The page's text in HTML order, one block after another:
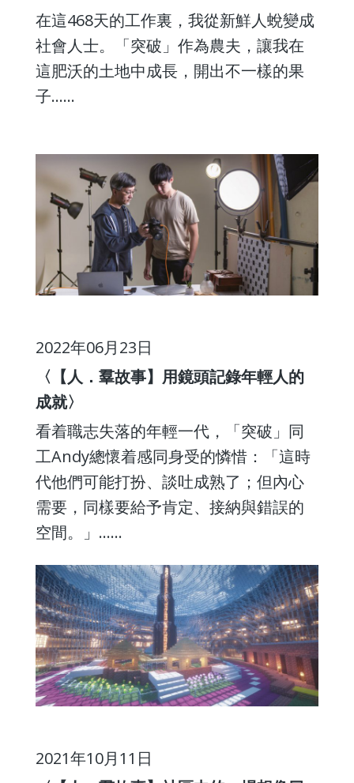
在這468天的工作裏，我從新鮮人蛻變成
社會人士。「突破」作為農夫，讓我在
這肥沃的土地中成長，開出不一樣的果
子……
2022年06月23日
〈【人．羣故事】用鏡頭記錄年輕人的
成就〉
看着職志失落的年輕一代，「突破」同
工Andy總懷着感同身受的憐惜：「這時
代他們可能打扮、談吐成熟了；但內心
需要，同樣要給予肯定、接納與錯誤的
空間。」……
2021年10月11日